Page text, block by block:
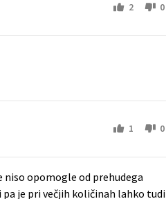
2 0
1 0
opomogle od prehudega
je pri večjih količinah lahko tudi